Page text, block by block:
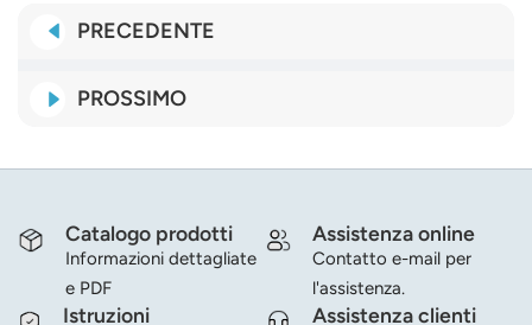
PRECEDENTE
PROSSIMO
Catalogo prodotti
Informazioni dettagliate
e PDF
Assistenza online
Contatto e-mail per
l'assistenza.
Istruzioni Assistenza clienti